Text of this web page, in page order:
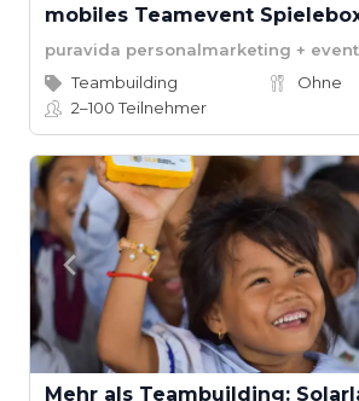
mobiles Teamevent
puravida personalmarketing + event
Teambuilding
Ohne
2–100Teilnehmer